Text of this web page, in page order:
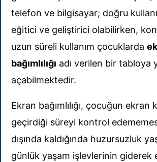
telefon ve bilgisayar; doğru
eğitici ve geliştirici olabilirken,
uzun süreli kullanım çocuklarda
bağımlılığı adı verilen bir tabloya
açabilmektedir.
Ekran bağımlılığı, çocuğun ekran
geçirdiği süreyi kontrol
dışında kaldığında huzursuzluk
günlük yaşam işlevlerinin giderek